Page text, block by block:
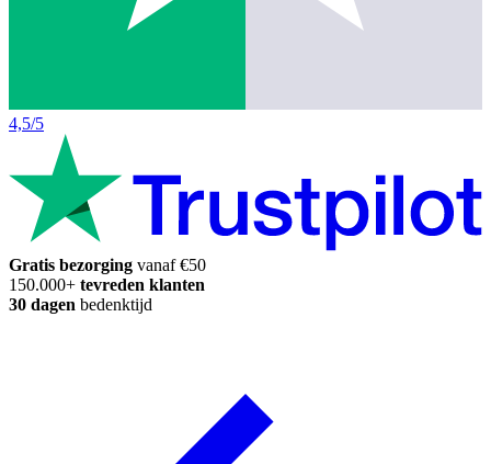
4,5/5
Gratis bezorging vanaf €50
150.000+ tevreden klanten
30 dagen bedenktijd